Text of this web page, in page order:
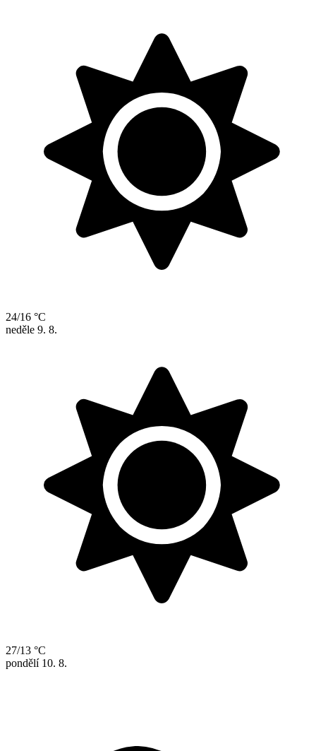
24/16 °C
neděle 9. 8.
27/13 °C
pondělí 10. 8.